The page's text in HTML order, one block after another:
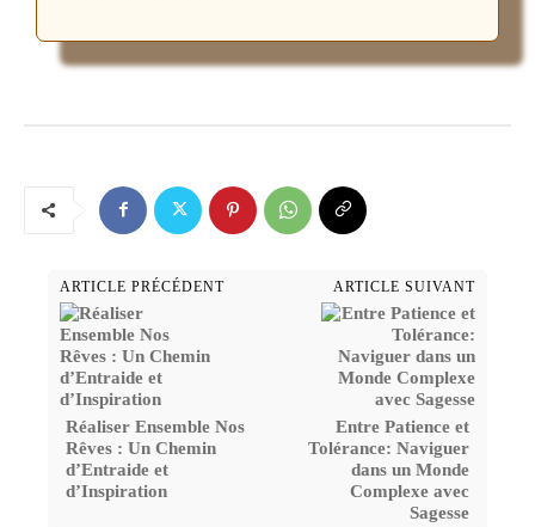
ARTICLE PRÉCÉDENT
Réaliser Ensemble Nos
Rêves : Un Chemin
d’Entraide et
d’Inspiration
ARTICLE SUIVANT
Entre Patience et
Tolérance: Naviguer
dans un Monde
Complexe avec
Sagesse